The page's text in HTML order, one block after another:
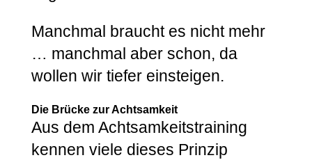
Manchmal braucht es nicht mehr
… manchmal aber schon, da
wollen wir tiefer einsteigen.
Die Brücke zur Achtsamkeit
Aus dem Achtsamkeitstraining
kennen viele dieses Prinzip